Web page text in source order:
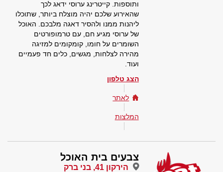
ותוספות. קייטרינג ערוסי ידאג לכך
שהאירוע שלכם יהיה מוצלח ביותר, שתוכלו
ליהנות ממנו ולהסיר דאגה מלבכם. האוכל
של ערוסי מגיע חם, עם טרמופורטים
השומרים על חומו, קומקומים למזיגה
מהירה לצלחות, מגשים, כלים חד פעמיים
ועוד.
הצג טלפון
לאתר
המלצות
צבעים בית האוכל
הירקון 41, בני ברק